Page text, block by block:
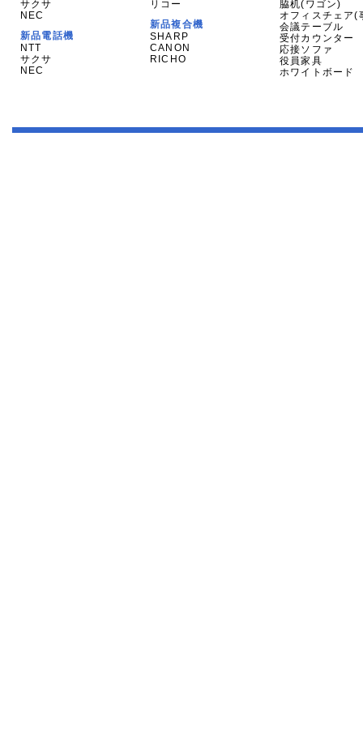
サクサ
NEC
新品電話機
NTT
サクサ
NEC
リコー
新品複合機
SHARP
CANON
RICHO
脇机(ワゴン)
オフィスチェア(
会議テーブル
受付カウンター
応接ソファ
役員家具
ホワイトボード